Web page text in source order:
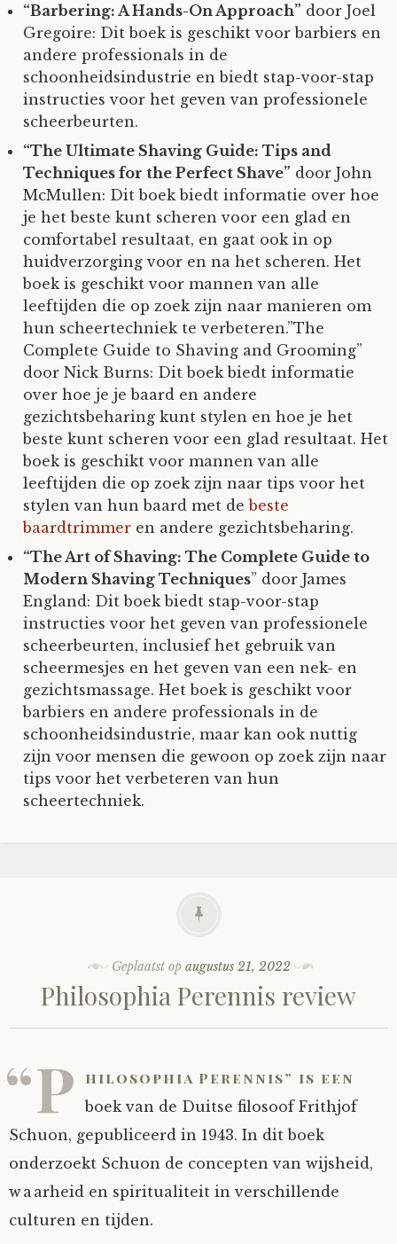
“Barbering: A Hands-On Approach” door Joel
Gregoire: Dit boek is geschikt voor barbiers en
andere professionals in de
schoonheidsindustrie en biedt stap-voor-stap
instructies voor het geven van professionele
scheerbeurten.
“The Ultimate Shaving Guide: Tips and
Techniques for the Perfect Shave” door John
McMullen: Dit boek biedt informatie over hoe
je het beste kunt scheren voor een glad en
comfortabel resultaat, en gaat ook in op
huidverzorging voor en na het scheren. Het
boek is geschikt voor mannen van alle
leeftijden die op zoek zijn naar manieren om
hun scheertechniek te verbeteren.”The
Complete Guide to Shaving and Grooming”
door Nick Burns: Dit boek biedt informatie
over hoe je je baard en andere
gezichtsbeharing kunt stylen en hoe je het
beste kunt scheren voor een glad resultaat. Het
boek is geschikt voor mannen van alle
leeftijden die op zoek zijn naar tips voor het
stylen van hun baard met debeste
baardtrimmer en andere gezichtsbeharing.
“The Art of Shaving: The Complete Guide to
Modern Shaving Techniques” door James
England: Dit boek biedt stap-voor-stap
instructies voor het geven van professionele
scheerbeurten, inclusief het gebruik van
scheermesjes en het geven van een nek- en
gezichtsmassage. Het boek is geschikt voor
barbiers en andere professionals in de
schoonheidsindustrie, maar kan ook nuttig
zijn voor mensen die gewoon op zoek zijn naar
tips voor het verbeteren van hun
scheertechniek.
Geplaatst opaugustus 21, 2022
Philosophia Perennis review
“P hilosophia Perennis” is een
boek van de Duitse filosoof Frithjof
Schuon, gepubliceerd in 1943. In dit boek
onderzoekt Schuon de concepten van wijsheid,
waarheid en spiritualiteit in verschillende
culturen en tijden.